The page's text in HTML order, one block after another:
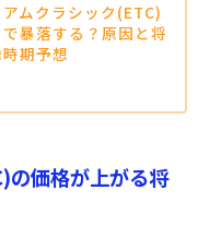
ムクラシック(ETC)
暴落する？原因と将
期予想
の価格が上がる将